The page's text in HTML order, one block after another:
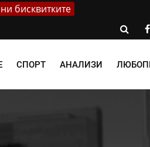
бисквитките
СПОРТ АНАЛИЗИ